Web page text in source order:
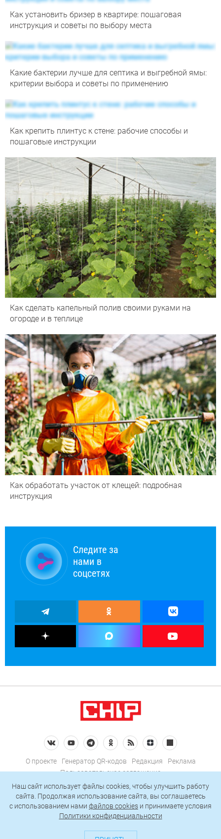
Как установить бризер в квартире: пошаговая
инструкция и советы по выбору места
Какие бактерии лучше для септика и выгребной ямы:
критерии выбора и советы по применению
Как крепить плинтус к стене: рабочие способы и
пошаговые инструкции
Как сделать капельный полив своими руками на
огороде и в теплице
Как обработать участок от клещей: подробная
инструкция
Следите за
нами в
соцсетях
О проекте Генератор QR-кодов Редакция
Реклама
Пользовательское соглашение
Политика конфиденциальности
Подписаться на рассылку
127018, Москва, ул. Полковая, д. 3, стр. 4, помещение I, комн. 23
Наш сайт использует файлы cookies, чтобы улучшить работу
сайта. Продолжая использование сайта, вы соглашаетесь
c использованием нами файлов cookies и принимаете условия
Политики конфиденциальности